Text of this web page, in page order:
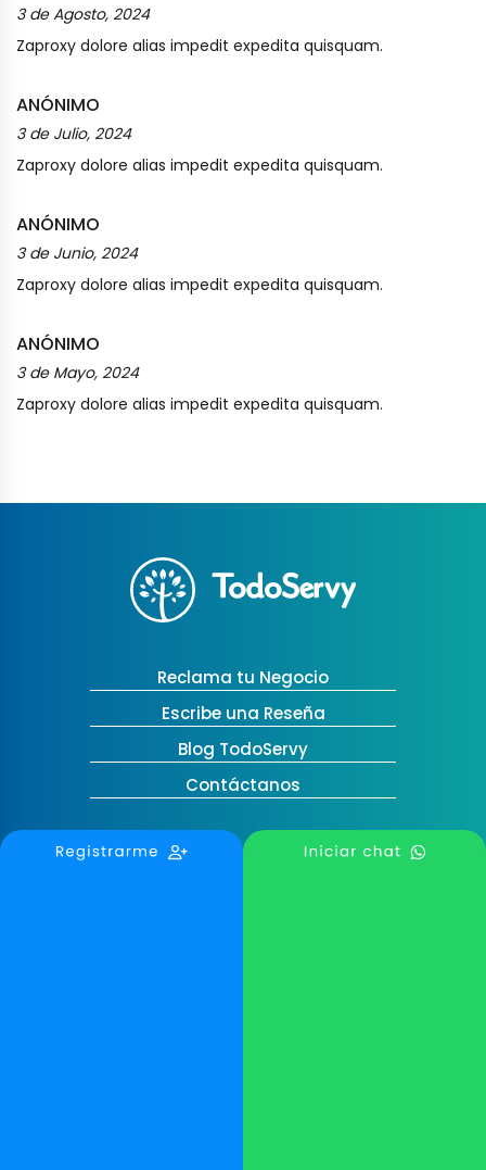
3 de Agosto, 2024
Zaproxy dolore alias impedit expedita quisquam.
ANÓNIMO
3 de Julio, 2024
Zaproxy dolore alias impedit expedita quisquam.
ANÓNIMO
3 de Junio, 2024
Zaproxy dolore alias impedit expedita quisquam.
ANÓNIMO
3 de Mayo, 2024
Zaproxy dolore alias impedit expedita quisquam.
Reclama tu Negocio
Escribe una Reseña
Blog TodoServy
Contáctanos